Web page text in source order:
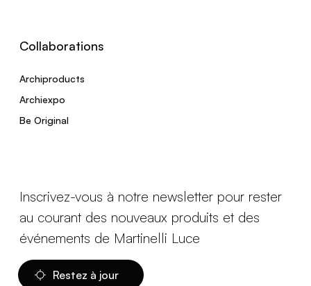
Collaborations
Archiproducts
Archiexpo
Be Original
Inscrivez-vous à notre newsletter pour rester
au courant des nouveaux produits et des
événements de Martinelli Luce
Restez à jour